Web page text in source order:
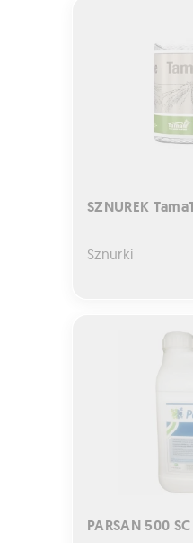
SZNUREK
Sznurki
PARSAN 500